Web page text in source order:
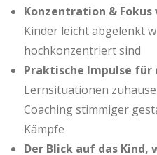
Konzentration & Fokus
Kinder leicht abgelenkt
hochkonzentriert sind
Praktische Impulse für
Lernsituationen
Coaching stimmiger
Kämpfe
Der Blick auf das